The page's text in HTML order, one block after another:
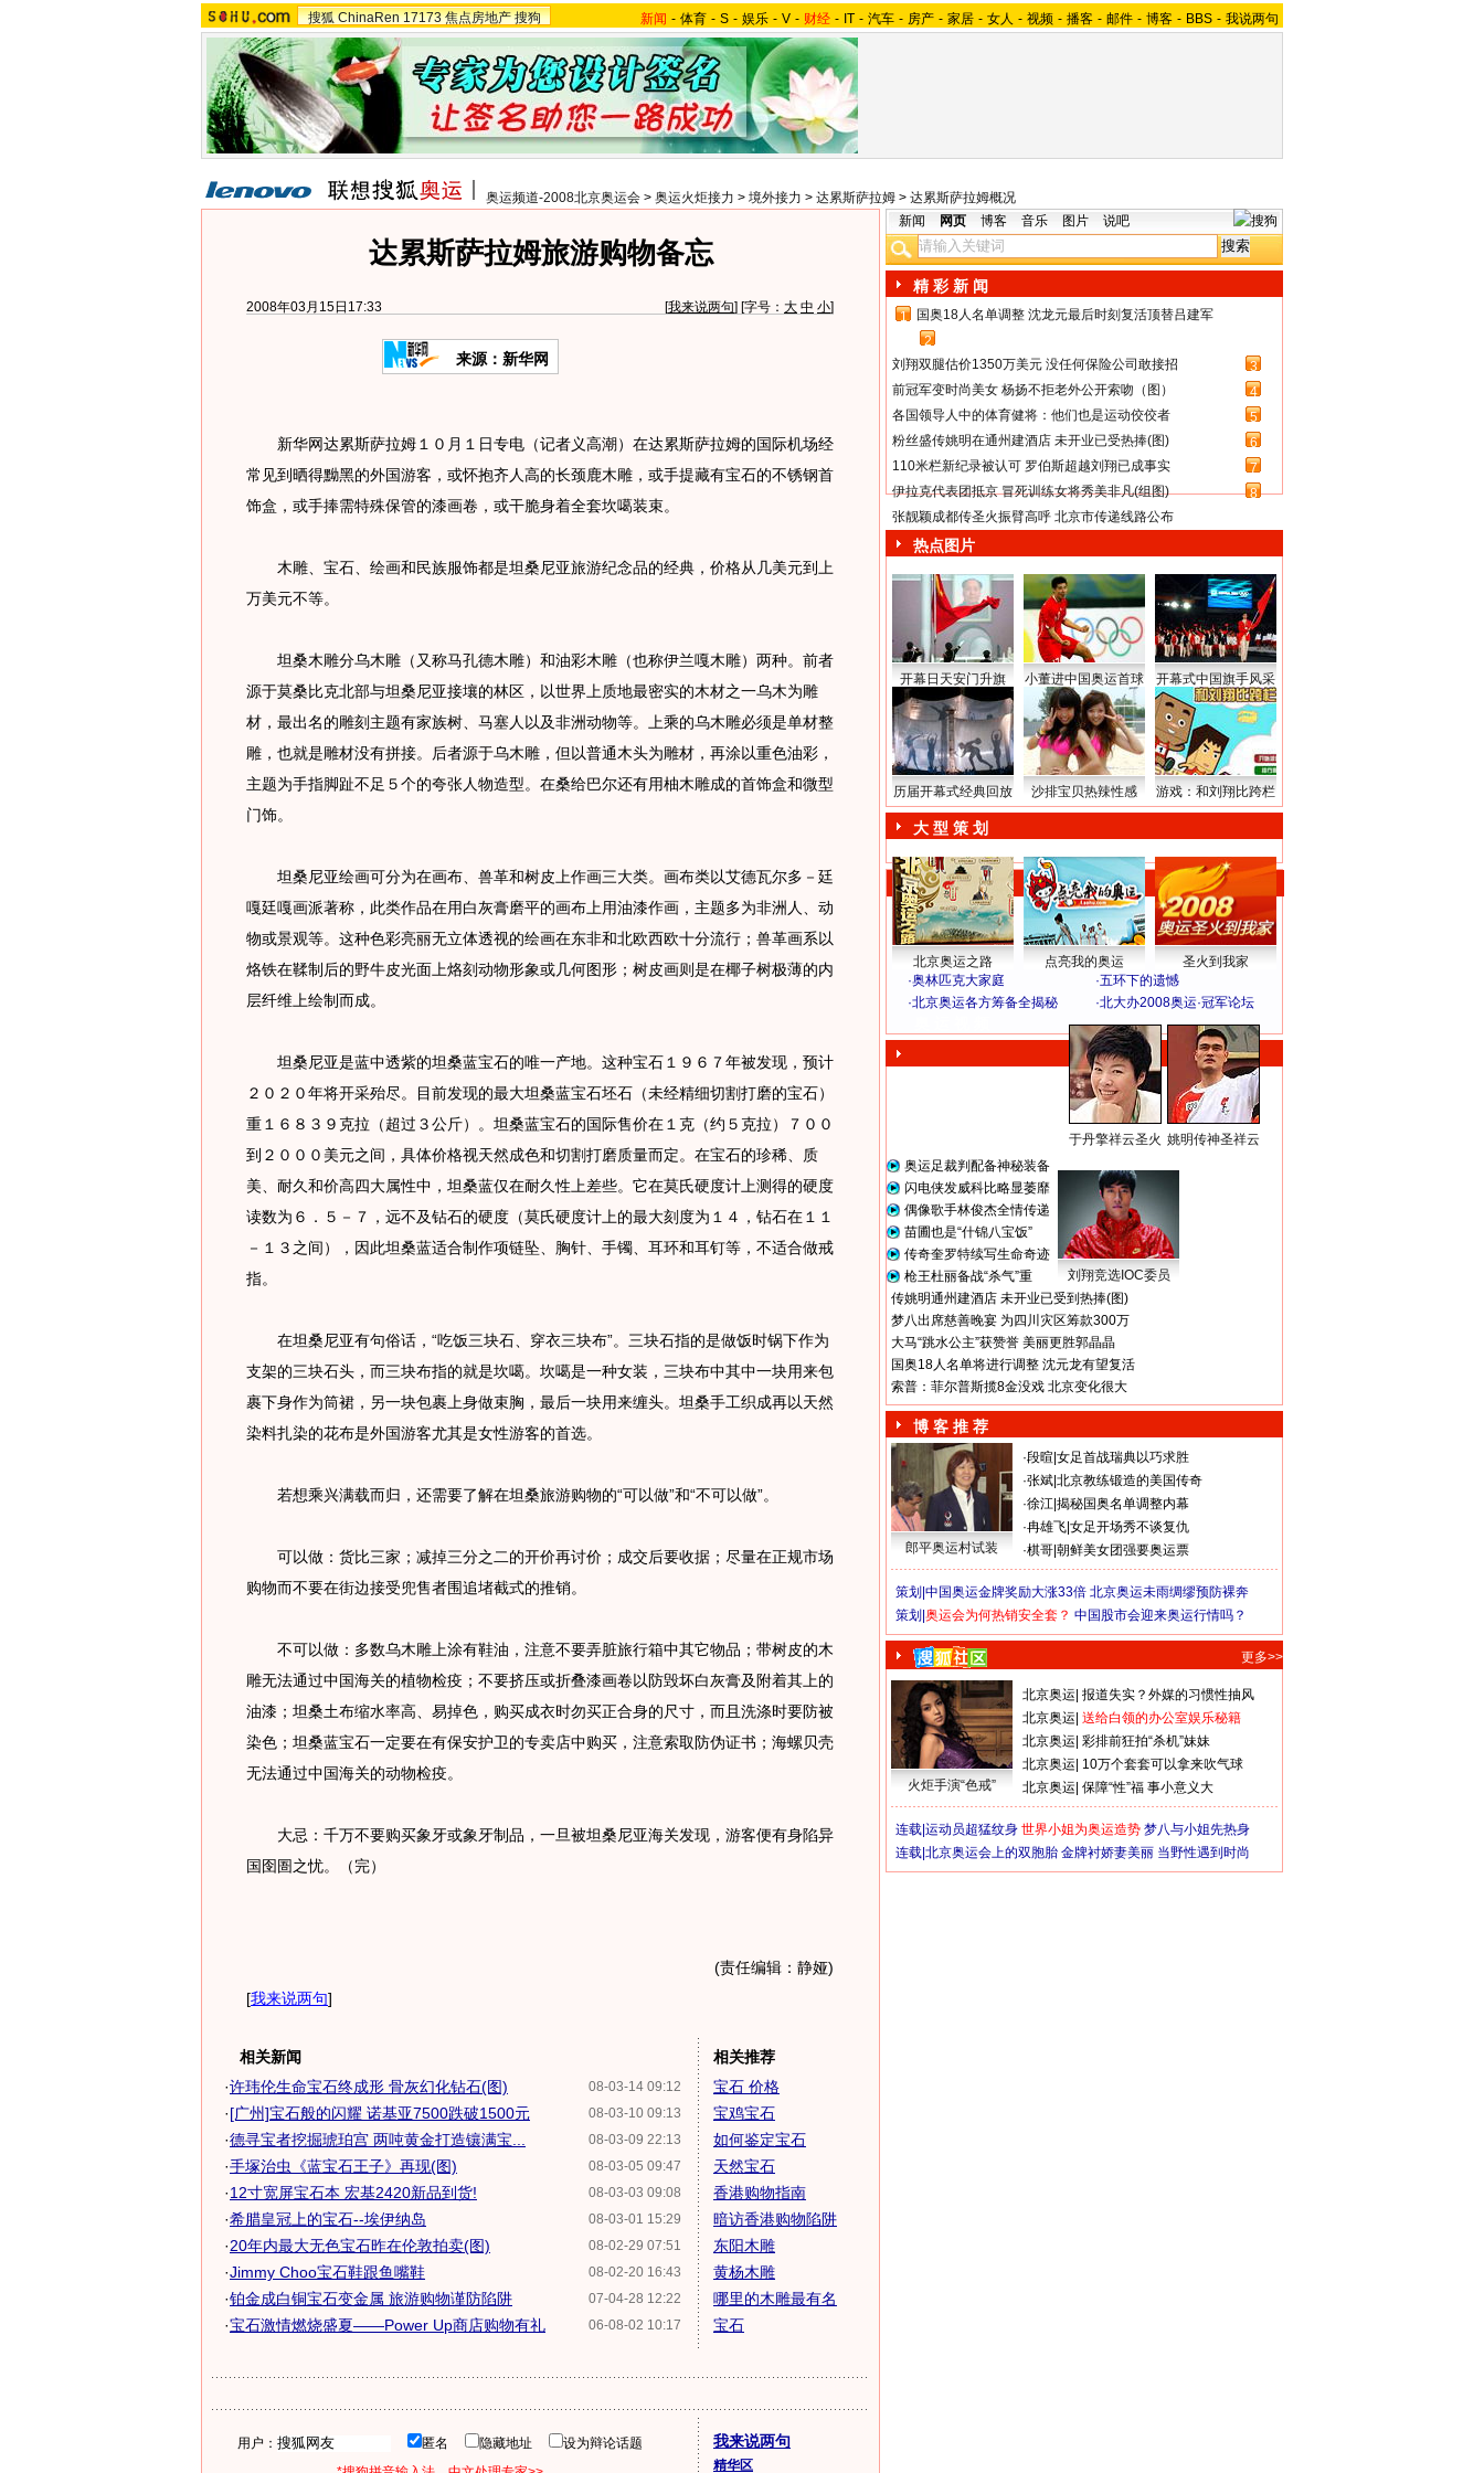
搜狐 ChinaRen 17173 焦点房地产 搜狗 新闻 - 体育 - S - 娱乐 - V - 财经 - IT - 汽车 - 房产 - 家居 - 女人 - 视频 - 播客 - 邮件 - 博客 - BBS - 我说两句
奥运频道-2008北京奥运会 > 奥运火炬接力 > 境外接力 > 达累斯萨拉姆 > 达累斯萨拉姆概况
达累斯萨拉姆旅游购物备忘
2008年03月15日17:33 [我来说两句] [字号： 大 中 小]
来源：新华网
新华网达累斯萨拉姆１０月１日专电（记者义高潮）在达累斯萨拉姆的国际机场经
常见到晒得黝黑的外国游客，或怀抱齐人高的长颈鹿木雕，或手提藏有宝石的不锈钢首
饰盒，或手捧需特殊保管的漆画卷，或干脆身着全套坎噶装束。
木雕、宝石、绘画和民族服饰都是坦桑尼亚旅游纪念品的经典，价格从几美元到上
万美元不等。
坦桑木雕分乌木雕（又称马孔德木雕）和油彩木雕（也称伊兰嘎木雕）两种。前者
源于莫桑比克北部与坦桑尼亚接壤的林区，以世界上质地最密实的木材之一乌木为雕
材，最出名的雕刻主题有家族树、马塞人以及非洲动物等。上乘的乌木雕必须是单材整
雕，也就是雕材没有拼接。后者源于乌木雕，但以普通木头为雕材，再涂以重色油彩，
主题为手指脚趾不足５个的夸张人物造型。在桑给巴尔还有用柚木雕成的首饰盒和微型
门饰。
坦桑尼亚绘画可分为在画布、兽革和树皮上作画三大类。画布类以艾德瓦尔多－廷
嘎廷嘎画派著称，此类作品在用白灰膏磨平的画布上用油漆作画，主题多为非洲人、动
物或景观等。这种色彩亮丽无立体透视的绘画在东非和北欧西欧十分流行；兽革画系以
烙铁在鞣制后的野牛皮光面上烙刻动物形象或几何图形；树皮画则是在椰子树极薄的内
层纤维上绘制而成。
坦桑尼亚是蓝中透紫的坦桑蓝宝石的唯一产地。这种宝石１９６７年被发现，预计
２０２０年将开采殆尽。目前发现的最大坦桑蓝宝石坯石（未经精细切割打磨的宝石）
重１６８３９克拉（超过３公斤）。坦桑蓝宝石的国际售价在１克（约５克拉）７００
到２０００美元之间，具体价格视天然成色和切割打磨质量而定。在宝石的珍稀、质
美、耐久和价高四大属性中，坦桑蓝仅在耐久性上差些。它在莫氏硬度计上测得的硬度
读数为６．５－７，远不及钻石的硬度（莫氏硬度计上的最大刻度为１４，钻石在１１
－１３之间），因此坦桑蓝适合制作项链坠、胸针、手镯、耳环和耳钉等，不适合做戒
指。
在坦桑尼亚有句俗话，“吃饭三块石、穿衣三块布”。三块石指的是做饭时锅下作为
支架的三块石头，而三块布指的就是坎噶。坎噶是一种女装，三块布中其中一块用来包
裹下身作为筒裙，另一块包裹上身做束胸，最后一块用来缠头。坦桑手工织成再以天然
染料扎染的花布是外国游客尤其是女性游客的首选。
若想乘兴满载而归，还需要了解在坦桑旅游购物的“可以做”和“不可以做”。
可以做：货比三家；减掉三分之二的开价再讨价；成交后要收据；尽量在正规市场
购物而不要在街边接受兜售者围追堵截式的推销。
不可以做：多数乌木雕上涂有鞋油，注意不要弄脏旅行箱中其它物品；带树皮的木
雕无法通过中国海关的植物检疫；不要挤压或折叠漆画卷以防毁坏白灰膏及附着其上的
油漆；坦桑土布缩水率高、易掉色，购买成衣时勿买正合身的尺寸，而且洗涤时要防被
染色；坦桑蓝宝石一定要在有保安护卫的专卖店中购买，注意索取防伪证书；海螺贝壳
无法通过中国海关的动物检疫。
大忌：千万不要购买象牙或象牙制品，一旦被坦桑尼亚海关发现，游客便有身陷异
国囹圄之忧。（完）
(责任编辑：静娅)
[我来说两句]
相关新闻
08-03-14 09:12
·许玮伦生命宝石终成形 骨灰幻化钻石(图)
08-03-10 09:13
·[广州]宝石般的闪耀 诺基亚7500跌破1500元
08-03-09 22:13
·德寻宝者挖掘琥珀宫 两吨黄金打造镶满宝...
08-03-05 09:47
·手塚治虫《蓝宝石王子》再现(图)
08-03-03 09:08
·12寸宽屏宝石本 宏基2420新品到货!
08-03-01 15:29
·希腊皇冠上的宝石--埃伊纳岛
08-02-29 07:51
·20年内最大无色宝石昨在伦敦拍卖(图)
08-02-20 16:43
·Jimmy Choo宝石鞋跟鱼嘴鞋
07-04-28 12:22
·铂金成白铜宝石变金属 旅游购物谨防陷阱
06-08-02 10:17
·宝石激情燃烧盛夏——Power Up商店购物有礼
相关推荐
宝石 价格
宝鸡宝石
如何鉴定宝石
天然宝石
香港购物指南
暗访香港购物陷阱
东阳木雕
黄杨木雕
哪里的木雕最有名
宝石
用户： 匿名 隐藏地址
设为辩论话题
我来说两句
精华区
新闻 网页 博客 音乐 图片 说吧
精 彩 新 闻
1
国奥18人名单调整 沈龙元最后时刻复活顶替吕建军
2
刘翔双腿估价1350万美元 没任何保险公司敢接招
3
前冠军变时尚美女 杨扬不拒老外公开索吻（图）
4
各国领导人中的体育健将：他们也是运动佼佼者
5
粉丝盛传姚明在通州建酒店 未开业已受热捧(图)
6
110米栏新纪录被认可 罗伯斯超越刘翔已成事实
7
伊拉克代表团抵京 冒死训练女将秀美非凡(组图)
8
张靓颖成都传圣火振臂高呼 北京市传递线路公布
热点图片
开幕日天安门升旗 小董进中国奥运首球 开幕式中国旗手风采
历届开幕式经典回放 沙排宝贝热辣性感 游戏：和刘翔比跨栏
大 型 策 划
北京奥运之路 点亮我的奥运
圣火到我家
·奥林匹克大家庭 ·五环下的遗憾
·北京奥运各方筹备全揭秘 ·北大办2008奥运·冠军论坛
于丹擎祥云圣火 姚明传神圣祥云
奥运足裁判配备神秘装备
闪电侠发威科比略显萎靡
偶像歌手林俊杰全情传递
苗圃也是“什锦八宝饭”
传奇奎罗特续写生命奇迹
枪王杜丽备战“杀气”重
刘翔竞选IOC委员
传姚明通州建酒店 未开业已受到热捧(图)
梦八出席慈善晚宴 为四川灾区筹款300万
大马“跳水公主”获赞誉 美丽更胜郭晶晶
国奥18人名单将进行调整 沈元龙有望复活
索普：菲尔普斯揽8金没戏 北京变化很大
博 客 推 荐
郎平奥运村试装
·段暄 女足首战瑞典以巧求胜
·张斌 北京教练锻造的美国传奇
·徐江 揭秘国奥名单调整内幕
·冉雄飞 女足开场秀不谈复仇
·棋哥 朝鲜美女团强要奥运票
策划| 中国奥运金牌奖励大涨33倍 北京奥运未雨绸缪预防裸奔
策划| 奥运会为何热销安全套？ 中国股市会迎来奥运行情吗？
更多>>
火炬手演“色戒”
北京奥运 报道失实？外媒的习惯性抽风
北京奥运 送给白领的办公室娱乐秘籍
北京奥运 彩排前狂拍“杀机”妹妹
北京奥运 10万个套套可以拿来吹气球
北京奥运 保障“性”福 事小意义大
连载| 运动员超猛纹身 世界小姐为奥运造势 梦八与小姐先热身
连载| 北京奥运会上的双胞胎 金牌衬娇妻美丽 当野性遇到时尚